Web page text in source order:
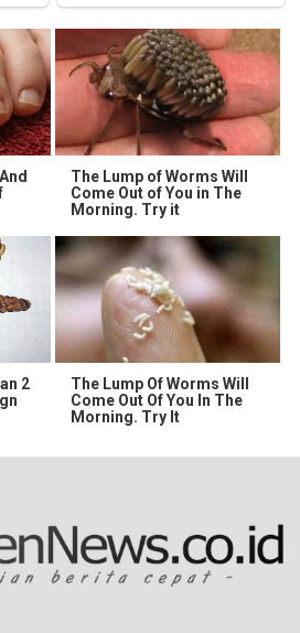
The Lump of Worms Will
Come Out of You in The
Morning. Try it
2
The Lump Of Worms Will
Come Out Of You In The
Morning. Try It